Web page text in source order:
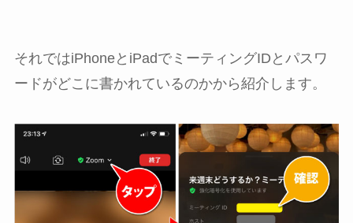
それではiPhoneとiPadでミーティングIDとパスワ
ードがどこに書かれているのかから紹介します。